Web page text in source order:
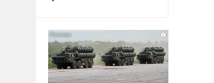
стало обыденностью. Задача по
и ее реализация радикально
поднимет наши боевые
возможности.